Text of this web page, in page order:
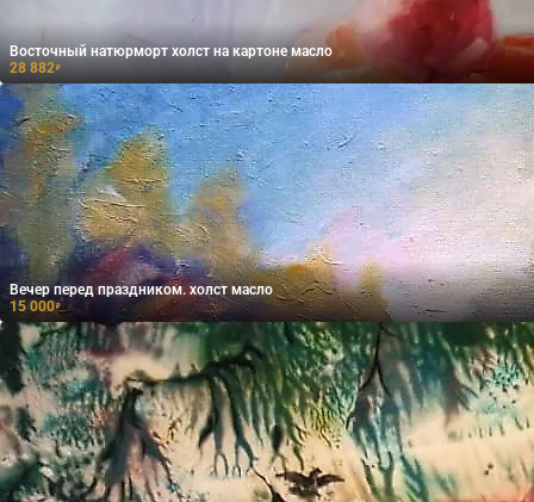
Восточный натюрморт холст на картоне масло
28 882₽
Вечер перед праздником. холст масло
15 000₽